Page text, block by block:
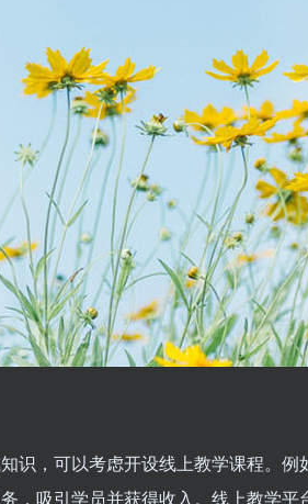
识，可以考虑开设线上教学课程。
，吸引学员并获得收入。线上教学